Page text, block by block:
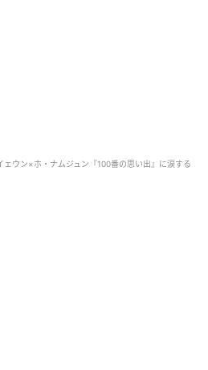
ェウン×ホ・ナムジュン『100番の思い出』に涙する